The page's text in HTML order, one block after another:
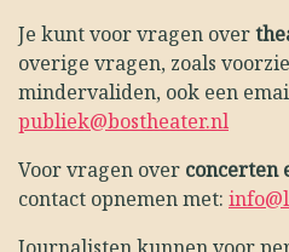
Je kunt voor vragen over
overige vragen, zoals
mindervaliden, ook een
publiek@bostheater.nl
Voor vragen over concerten
contact opnemen met:
Journalisten kunnen voor